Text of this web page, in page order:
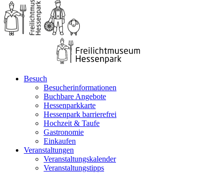
Besuch
Besucherinformationen
Buchbare Angebote
Hessenparkkarte
Hessenpark barrierefrei
Hochzeit & Taufe
Gastronomie
Einkaufen
Veranstaltungen
Veranstaltungskalender
Veranstaltungstipps